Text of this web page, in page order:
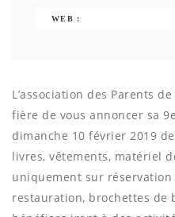
WEB :
L’association des Parents
fière de vous annoncer sa
dimanche 10 février 2019
livres, vêtements, matériel
uniquement sur réservation
restauration, brochettes de